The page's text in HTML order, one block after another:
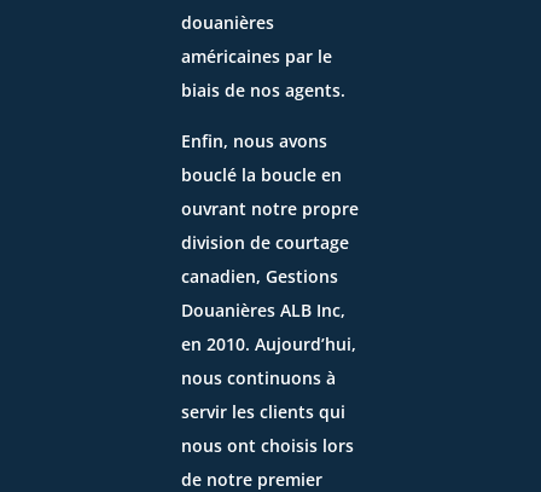
douanières
américaines par le
biais de nos agents.
Enfin, nous avons
bouclé la boucle en
ouvrant notre propre
division de courtage
canadien, Gestions
Douanières ALB Inc,
en 2010. Aujourd’hui,
nous continuons à
servir les clients qui
nous ont choisis lors
de notre premier